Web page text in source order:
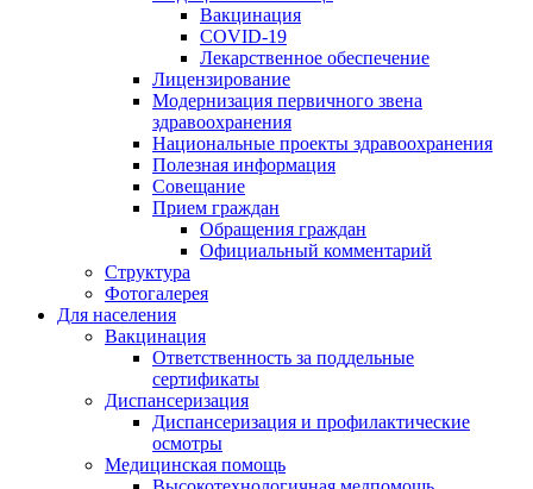
Вакцинация
COVID-19
Лекарственное обеспечение
Лицензирование
Модернизация первичного звена
здравоохранения
Национальные проекты здравоохранения
Полезная информация
Совещание
Прием граждан
Обращения граждан
Официальный комментарий
Структура
Фотогалерея
Для населения
Вакцинация
Ответственность за поддельные
сертификаты
Диспансеризация
Диспансеризация и профилактические
осмотры
Медицинская помощь